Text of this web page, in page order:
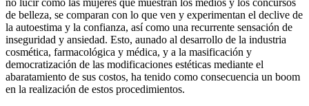
no lucir como las mujeres que muestran los medios y los concursos
de belleza, se comparan con lo que ven y experimentan el declive de
la autoestima y la confianza, así como una recurrente sensación de
inseguridad y ansiedad. Esto, aunado al desarrollo de la industria
cosmética, farmacológica y médica, y a la masificación y
democratización de las modificaciones estéticas mediante el
abaratamiento de sus costos, ha tenido como consecuencia un boom
en la realización de estos procedimientos.